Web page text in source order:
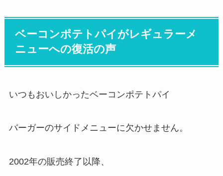
ベーコンポテトパイがレギュラーメ
ニューへの復活の声
いつもおいしかったベーコンポテトパイ
バーガーのサイドメニューに欠かせません。
2002年の販売終了以降、